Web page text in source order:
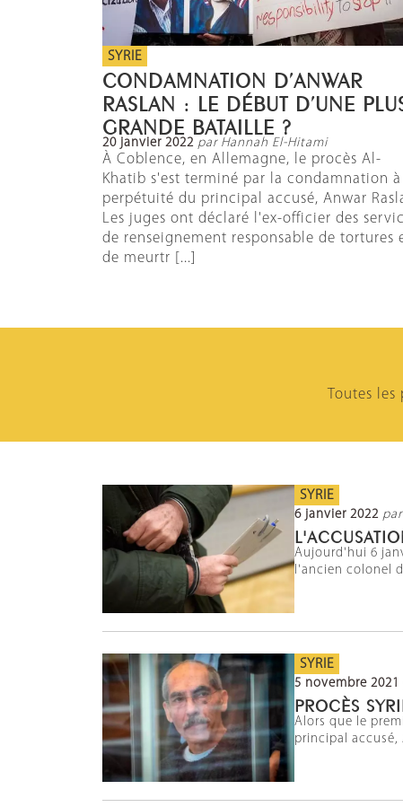
SYRIE
CONDAMNATION D’ANWAR
RASLAN : LE DÉBUT D’UNE
GRANDE BATAILLE ?
20 janvier 2022 par Hannah El-Hitami
À Coblence, en Allemagne, le procès Al-
Khatib s'est terminé par la condamnation à
perpétuité du principal accusé, Anwar
Les juges ont déclaré l'ex-officier des
de renseignement responsable de tortures
de meurtr [...]
Toutes
SYRIE
6 janvier 2022
Aujourd'hui 6
l'ancien colonel
SYRIE
5 novembre 2021
PROCÈS
Alors que le
principal accusé,